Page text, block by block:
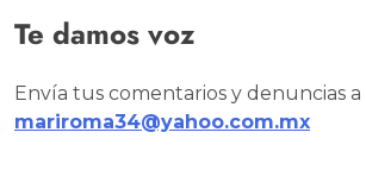
Te damos voz
Envía tus comentarios y denuncias a
mariroma34@yahoo.com.mx